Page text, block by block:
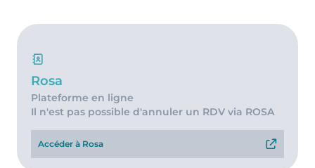
Rosa
Plateforme en ligne
Il n'est pas possible d'annuler un RDV via ROSA
Accéder à Rosa